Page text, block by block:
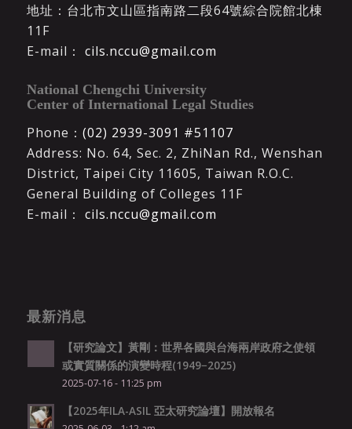
地址：台北市文山區指南路二段64號綜合院館北棟
11F
E-mail： cils.nccu@gmail.com
National Chengchi University
Center of International Legal Studies
Phone： (02) 2939-3091 #51107
Address: No. 64, Sec. 2, ZhiNan Rd., Wenshan
District, Taipei City 11605, Taiwan R.O.C.
General Building of Colleges 11F
E-mail： cils.nccu@gmail.com
最新消息
【研究論文】黃剛：世界各國與台海兩岸政府之使領
或實質關係的演變時程(1949−2025)
2025-07-16 - 11:25 pm
【2025年ILA-ASIL 亞太研究論壇】開放報名